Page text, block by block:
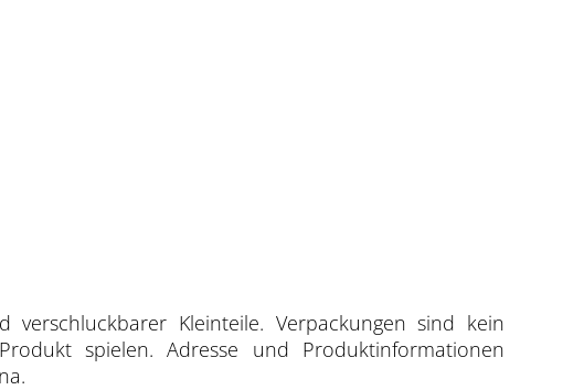
Kleinteile. Verpackungen sind kein
spielen. Adresse und Produktinformationen